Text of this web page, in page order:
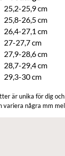
25,2-25,9 cm
25,8-26,5 cm
26,4-27,1 cm
27-27,7 cm
27,9-28,6 cm
28,7-29,4 cm
29,3-30 cm
är unika för dig
variera några mm